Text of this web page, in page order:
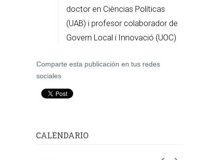
doctor en Cièncias Políticas
(UAB) i profesor colaborador de
Govern Local i Innovació (UOC)
Comparte esta publicación en tus redes
sociales
CALENDARIO